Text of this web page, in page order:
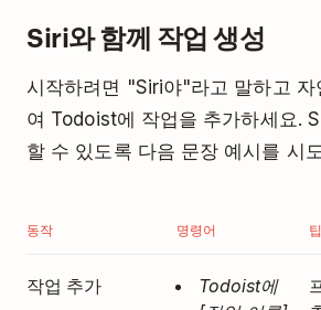
Siri와 함께 작업 생성
시작하려면 "Siri야"라고 말하고 자
여 Todoist에 작업을 추가하세요.
할 수 있도록 다음 문장 예시를 시
동작 명령어 팁
작업 추가
Todoist에